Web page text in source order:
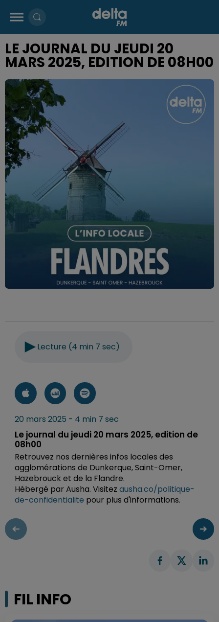
LE JOURNAL DU JEUDI 20
MARS 2025, EDITION DE 08H00
Lecture (4 min 7 sec)
20 mars 2025 - 4 min 7 sec
Le journal du jeudi 20 mars 2025, edition de
08h00
Retrouvez nos dernières infos locales des
agglomérations de Dunkerque, Saint-Omer,
Hazebrouck et de la Flandre.
Hébergé par Ausha. Visitez ausha.co/politique-
de-confidentialite pour plus d'informations.
FIL INFO